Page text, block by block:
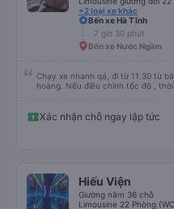
+2 loại xe khác
Bến xe Hà Tĩnh
7 giờ 30 phút
Bến xe Nước Ngầm
Chạy xe nhanh qá, đi từ 11.30 từ
hoàng. Nếu điều chỉnh tốc độ ,
Xác nhận chỗ ngay lập tức
Hiếu Viện
Giường nằm 36 chỗ
Limousine 22 Phòng